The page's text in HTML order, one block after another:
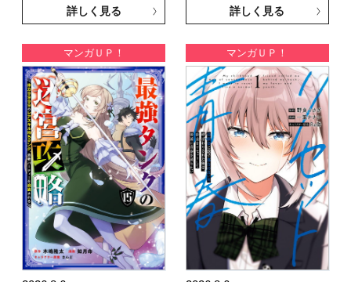
詳しく見る
詳しく見る
マンガＵＰ！ マンガＵＰ！